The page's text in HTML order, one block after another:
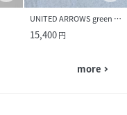
UNITED ARROWS green label relaxing
15,400円
more navigate_next